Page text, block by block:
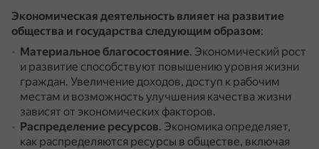
Экономическая деятельность влияет на развитие
общества и государства следующим образом:
Материальное благосостояние. Экономический рост
и развитие способствуют повышению уровня жизни
граждан. Увеличение доходов, доступ к рабочим
местам и возможность улучшения качества жизни
зависят от экономических факторов.
Распределение ресурсов. Экономика определяет,
как распределяются ресурсы в обществе, включая